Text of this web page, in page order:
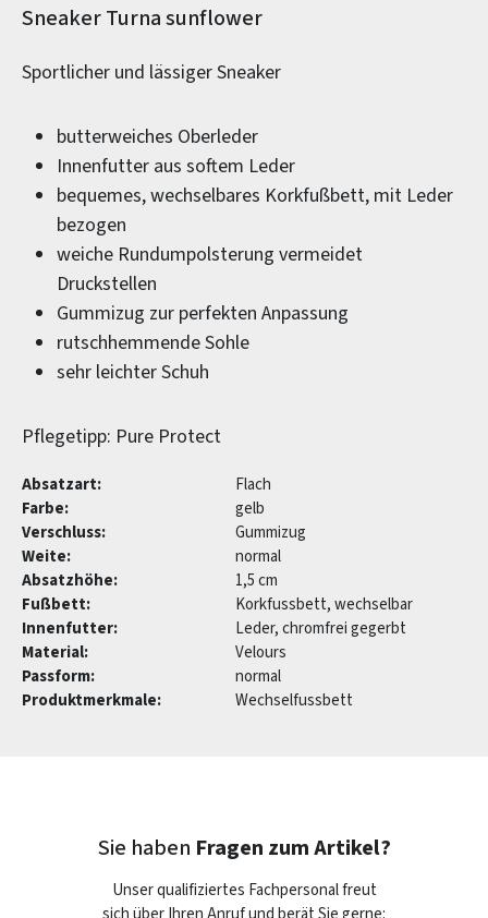
Produktinformationen
Sneaker Turna sunflower
Sportlicher und lässiger Sneaker
butterweiches Oberleder
Innenfutter aus softem Leder
bequemes, wechselbares Korkfußbett, mit Leder
bezogen
weiche Rundumpolsterung vermeidet
Druckstellen
Gummizug zur perfekten Anpassung
rutschhemmende Sohle
sehr leichter Schuh
Pflegetipp: Pure Protect
Absatzart:
Flach
Farbe:
gelb
Verschluss:
Gummizug
Weite:
normal
Absatzhöhe:
1,5 cm
Fußbett:
Korkfussbett, wechselbar
Innenfutter:
Leder, chromfrei gegerbt
Material:
Velours
Passform:
normal
Produktmerkmale:
Wechselfussbett
Sie haben Fragen zum Artikel?
Unser qualifiziertes Fachpersonal freut